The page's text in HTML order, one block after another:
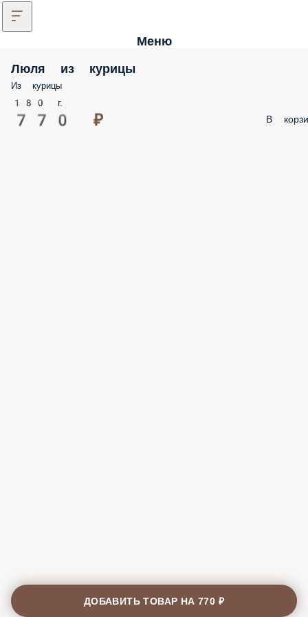
Меню
Люля из курицы
Из курицы
180 г.
770 ₽ В
ДОБАВИТЬ ТОВАР НА770 ₽